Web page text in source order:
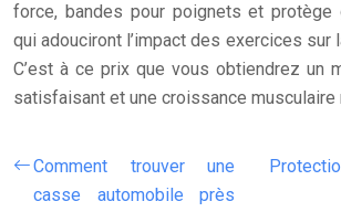
force, bandes pour poignets et protège
qui adouciront l’impact des exercices sur
C’est à ce prix que vous obtiendrez un
satisfaisant et une croissance musculaire
Comment trouver une
casse automobile près